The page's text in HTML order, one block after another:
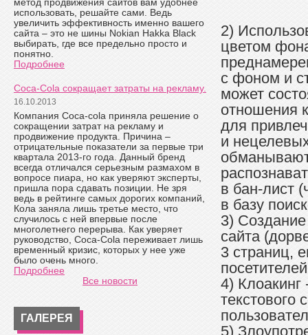
использовать, решайте сами. Ведь
увеличить эффективность именно вашего
сайта – это не шины Nokian Hakka Black
выбирать, где все предельно просто и
понятно.
Подробнее
Coca-Cola сокращает затраты на рекламу.
16.10.2013
Компания Coca-cola приняла решение о
сокращении затрат на рекламу и
продвижение продукта. Причина –
отрицательные показатели за первые три
квартала 2013-го года. Данный бренд
всегда отличался серьезным размахом в
вопросе пиара, но как уверяют эксперты,
пришла пора сдавать позиции. Не зря
ведь в рейтинге самых дорогих компаний,
Кола заняла лишь третье место, что
случилось с ней впервые после
многолетнего перерыва. Как уверяет
руководство, Coca-Cola переживает лишь
временный кризис, которых у нее уже
было очень много.
Подробнее
Все новости
ГАЛЕРЕЯ
2)
цветом
с фоном и
может
отношения
для
и
в бан-лист
в базу
3) Создание
сайта
3 страниц,
4)
текстового
5)